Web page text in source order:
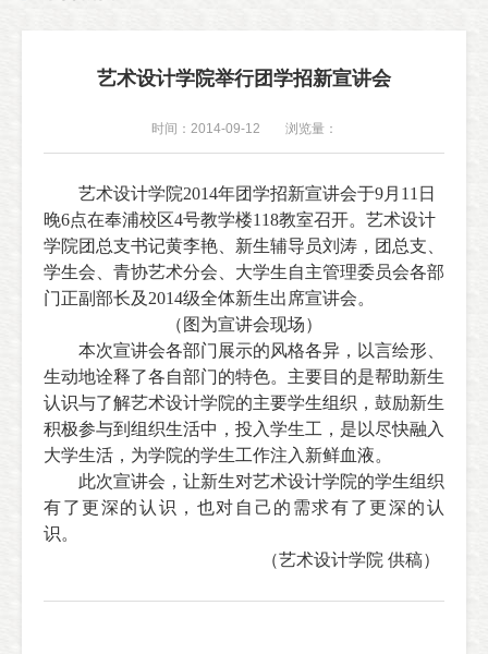
艺术设计学院举行团学招新宣讲会
时间：2014-09-12 浏览量：
艺术设计学院2014年团学招新宣讲会于9月 11 日
晚6点在奉浦校区4号教学楼118教室召开。艺术设计
学院团总支书记黄李艳、新生辅导员刘涛，团总支、
学生会、青协艺术分会、大学生自主管理委员会各部
门正副部长及2014级全体新生出席宣讲会。
（图为宣讲会现场）
本次宣讲会各部门展示的风格各异，以言绘形、
生动地诠释了各自部门的特色。 主要目的是帮助新生
认识与了解艺术设计学院的主要学生组织，鼓励新生
积极参与到组织生活中， 投入学生工，是以尽快融入
大学生活， 为学院的学生工作注入新鲜血液。
此次宣讲会，让新生对艺术设计学院的学生组织
有了更深的认识，也对自己的需求有了更深的认
识。
（艺术设计学院 供稿）